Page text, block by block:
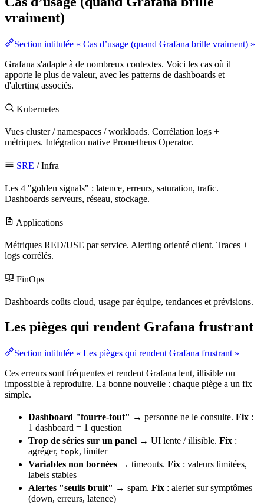
vraiment)
Section intitulée « Cas d’usage (quand Grafana brille vraiment) »
Grafana s'adapte à de nombreux contextes. Voici les cas où il
apporte le plus de valeur, avec les patterns de dashboards et
d'alerting associés.
Kubernetes
Vues cluster / namespaces / workloads. Corrélation logs +
métriques. Intégration native Prometheus Operator.
SRE / Infra
Les 4 "golden signals" : latence, erreurs, saturation, trafic.
Dashboards serveurs, réseau, stockage.
Applications
Métriques RED/USE parservice. Alerting orienté client. Traces +
logs corrélés.
FinOps
Dashboards coûts cloud, usage par équipe, tendances et prévisions.
Les pièges qui rendent Grafana frustrant
Section intitulée « Les pièges qui rendent Grafana frustrant »
Ces erreurs sont fréquentes et rendent Grafana lent, illisible ou
impossible à reproduire. La bonne nouvelle : chaque piège a un fix
simple.
Dashboard "fourre-tout" → personne ne le consulte. Fix :
1 dashboard = 1 question
Trop de séries sur un panel → UI lente / illisible. Fix :
agréger, topk, limiter
Variables non bornées → timeouts. Fix : valeurs limitées,
labels stables
Alertes "seuils bruit" → spam. Fix : alerter sur symptômes
(down, erreurs, latence)